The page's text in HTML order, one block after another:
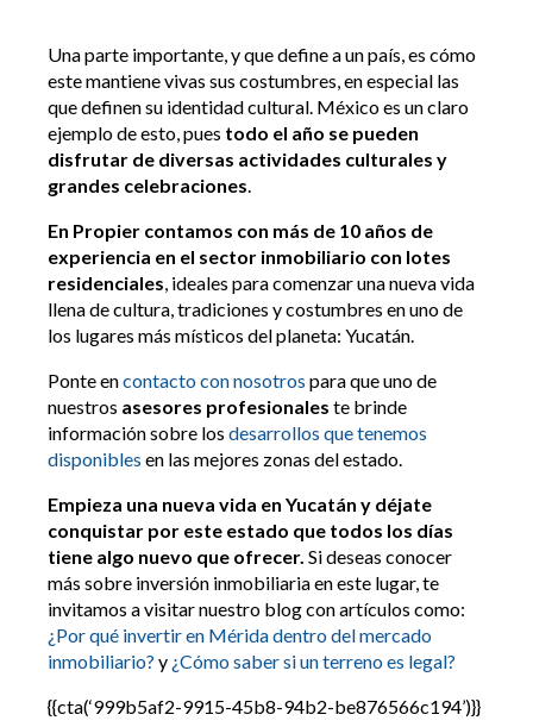
Una parte importante, y que define a un país, es cómo
este mantiene vivas sus costumbres, en especial las
que definen su identidad cultural. México es un claro
ejemplo de esto, pues todo el año se pueden
disfrutar de diversas actividades culturales y
grandes celebraciones
En Propier contamos con más de 10 años de
experiencia en el sector inmobiliario con lotes
residenciales , ideales para comenzar una nueva vida
llena de cultura, tradiciones y costumbres en uno de
los lugares más místicos del planeta: Yucatán.
Ponte encontacto con nosotros para que uno de
nuestros asesores profesionales te brinde
información sobre los desarrollos que tenemos
disponibles en las mejores zonas del estado.
Empieza una nueva vida en Yucatán y déjate
conquistar por este estado que todos los días
tiene algo nuevo que ofrecer. Si deseas conocer
más sobre inversión inmobiliaria en este lugar, te
invitamos a visitar nuestro blog con artículos como:
¿Por qué invertir en Mérida dentro del mercado
inmobiliario? y ¿Cómo saber si un terreno es legal?
{{cta(‘999b5af2-9915-45b8-94b2-be876566c194’)}}